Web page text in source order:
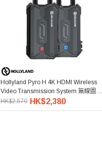
Hollyland Pyro H 4K HDMI Wireless
Video Transmission System 無線圖傳
系統
HK$2,570 HK$2,380